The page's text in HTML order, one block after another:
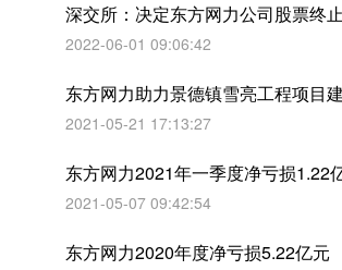
深交所：决定东方网力公司股票终
2022-06-01 09:06:42
东方网力助力景德镇雪亮工程项目
2021-05-21 17:13:27
东方网力2021年一季度净亏损1.22
2021-05-07 09:42:54
东方网力2020年度净亏损5.22亿元